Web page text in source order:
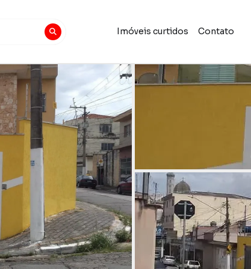
Imóveis curtidos Contato